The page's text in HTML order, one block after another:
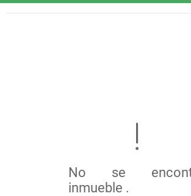
No se
inmueble .